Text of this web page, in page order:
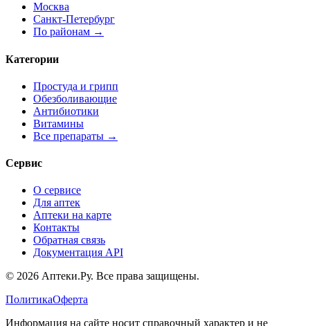
Москва
Санкт-Петербург
По районам →
Категории
Простуда и грипп
Обезболивающие
Антибиотики
Витамины
Все препараты →
Сервис
О сервисе
Для аптек
Аптеки на карте
Контакты
Обратная связь
Документация API
© 2026 Аптеки.Ру. Все права защищены.
ПолитикаОферта
Информация на сайте носит справочный характер и не